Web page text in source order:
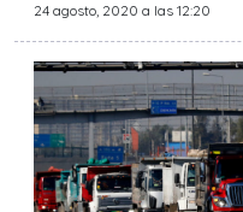
24 agosto, 2020 a las 12:20